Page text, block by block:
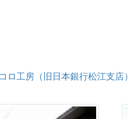
ロ工房（旧日本銀行松江支店